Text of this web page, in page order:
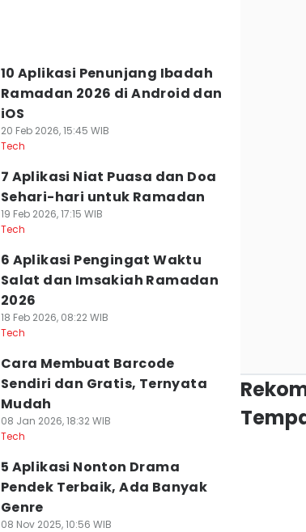
10 Aplikasi Penunjang Ibadah
Ramadan 2026 di Android dan
iOS
20 Feb 2026, 15:45 WIB
Tech
7 Aplikasi Niat Puasa dan Doa
Sehari-hari untuk Ramadan
19 Feb 2026, 17:15 WIB
Tech
6 Aplikasi Pengingat Waktu
Salat dan Imsakiah Ramadan
2026
18 Feb 2026, 08:22 WIB
Tech
Cara Membuat Barcode
Sendiri dan Gratis, Ternyata
Mudah
08 Jan 2026, 18:32 WIB
Tech
5 Aplikasi Nonton Drama
Pendek Terbaik, Ada Banyak
Genre
08 Nov 2025, 10:56 WIB